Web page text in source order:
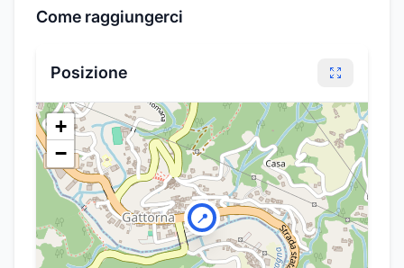
Come raggiungerci
Posizione
📍
+
−